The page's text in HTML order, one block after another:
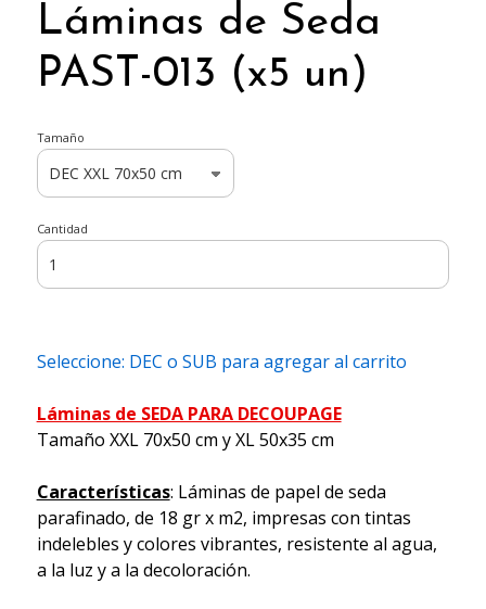
Láminas de Seda
PAST-013 (x5 un)
Tamaño
Cantidad
Seleccione: DEC o SUB para agregar al carrito
Láminas de SEDA PARA DECOUPAGE
Tamaño XXL 70x50 cm y XL 50x35 cm
Características: Láminas de papel de seda
parafinado, de 18 gr x m2, impresas con tintas
indelebles y colores vibrantes, resistente al agua,
a la luz y a la decoloración.